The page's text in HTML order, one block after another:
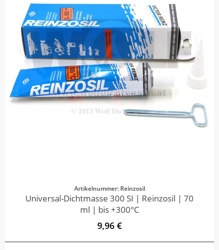
Artikelnummer: Reinzosil
Universal-Dichtmasse 300 SI | Reinzosil | 70
ml | bis +300°C
9,96 €